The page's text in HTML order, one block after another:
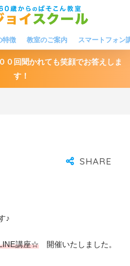
特徴 教室のご案内 スマートフォン
０回聞かれても笑顔でお答えしま
す！
♪
講座☆ 開催いたしました。